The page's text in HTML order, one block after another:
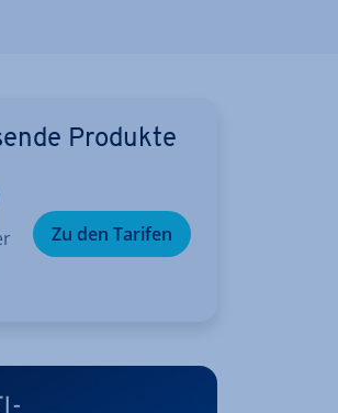
Produkte
Zu den Tarifen